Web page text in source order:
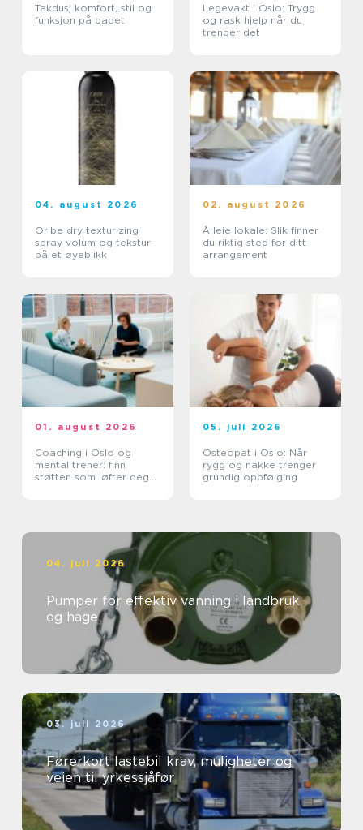
Takdusj komfort, stil og
funksjon på badet
Legevakt i Oslo: Trygg
og rask hjelp når du
trenger det
04. august 2026
Oribe dry texturizing
spray volum og tekstur
på et øyeblikk
02. august 2026
Å leie lokale: Slik finner
du riktig sted for ditt
arrangement
01. august 2026
Coaching i Oslo og
mental trener: finn
støtten som løfter deg
05. juli 2026
Osteopat i Oslo: Når
rygg og nakke trenger
grundig oppfølging
04. juli 2026
Pumper for effektiv vanning i landbruk
og hage
03. juli 2026
Førerkort lastebil krav, muligheter og
veien til yrkessjåfør